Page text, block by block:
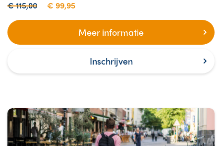
€ 115,00 € 99,95
Meer informatie
Inschrijven